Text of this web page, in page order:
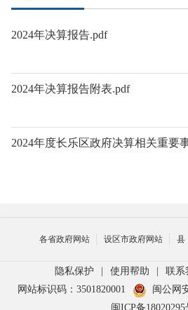
2024年决算报告.pdf
2024年决算报告附表.pdf
2024年度长乐区政府决算相关重要
各省政府网站 设区市政府网站 县
隐私保护 使用帮助 联系
网站标识码：3501820001
闽公网
闽ICP备18020295